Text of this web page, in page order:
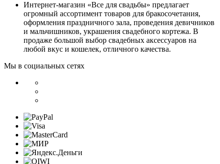
Интернет-магазин «Все для свадьбы» предлагает
огромный ассортимент товаров для бракосочетания,
оформления праздничного зала, проведения девичников
и мальчишников, украшения свадебного кортежа. В
продаже большой выбор свадебных аксессуаров на
любой вкус и кошелек, отличного качества.
Мы в социальных сетях